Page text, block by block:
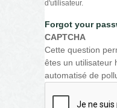
d'utilisateur.
Forgot your
CAPTCHA
Cette question
êtes un utilisateur
automatisé de